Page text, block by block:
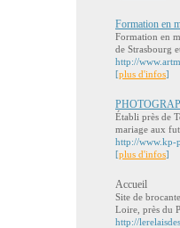
Formation en
Formation en
de Strasbourg
http://
[plus d'infos]
Établi près de
mariage aux
http://www.kp-
[plus d'infos]
Accueil
Site de
Loire, près du
http://